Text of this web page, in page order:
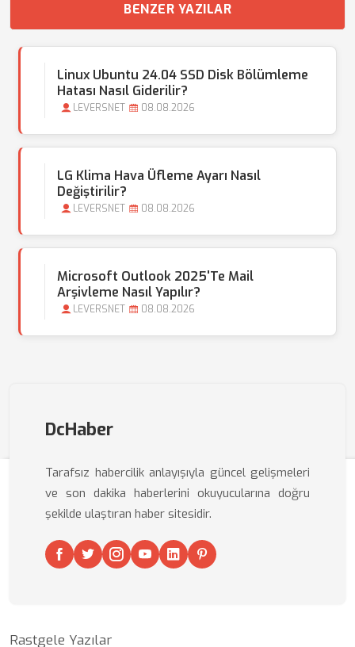
BENZER YAZILAR
Linux Ubuntu 24.04 SSD Disk Bölümleme
Hatası Nasıl Giderilir?
LEVERSNET 08.08.2026
LG Klima Hava Üfleme Ayarı Nasıl
Değiştirilir?
LEVERSNET 08.08.2026
Microsoft Outlook 2025'te Mail
Arşivleme Nasıl Yapılır?
LEVERSNET 08.08.2026
DcHaber
Tarafsız habercilik anlayışıyla güncel gelişmeleri
ve son dakika haberlerini okuyucularına doğru
şekilde ulaştıran haber sitesidir.
Rastgele Yazılar